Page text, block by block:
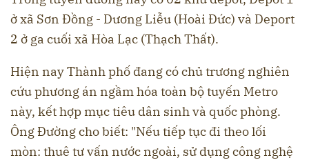
ở xã Sơn Đồng - Dương Liễu (Hoài Đức) và Deport
2 ở ga cuối xã Hòa Lạc (Thạch Thất).
Hiện nay Thành phố đang có chủ trương nghiên
cứu phương án ngầm hóa toàn bộ tuyến Metro
này, kết hợp mục tiêu dân sinh và quốc phòng.
Ông Đường cho biết: "Nếu tiếp tục đi theo lối
mòn: thuê tư vấn nước ngoài, sử dụng công nghệ